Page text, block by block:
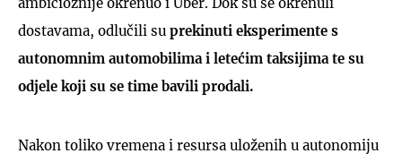
dostavama, odlučili su prekinuti eksperimente s
autonomnim automobilima i letećim taksijima te su
odjele koji su se time bavili prodali.
Nakon toliko vremena i resursa uloženih u autonomiju